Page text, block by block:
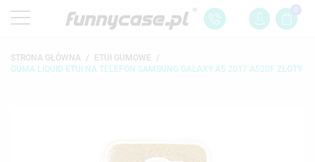
0
STRONA GŁÓWNA
ETUI GUMOWE
GUMA LIQUID ETUI NA TELEFON SAMSUNG GALAXY A5 2017 A520F ZŁOTY